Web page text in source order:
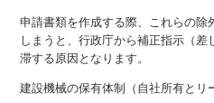
申請書類を作成する際、これらの除
しまうと、行政庁から補正指示（
滞する原因となります。
建設機械の保有体制（自社所有とリ